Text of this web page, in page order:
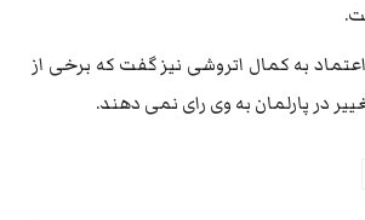
به کمال اتروشی نیز گفت که برخی از
در پارلمان به وی رای نمی دهند.